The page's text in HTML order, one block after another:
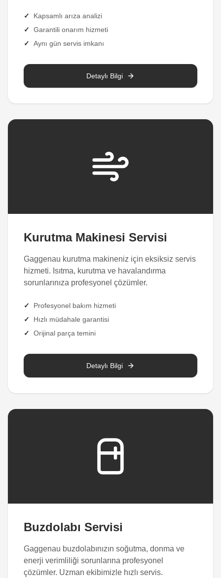
✓
Kapsamlı arıza analizi
✓
Garantili onarım hizmeti
✓
Aynı gün servis imkanı
Detaylı Bilgi
Kurutma Makinesi Servisi
Gaggenau kurutma makineniz için eksiksiz servis
hizmeti. Isıtma, kurutma ve havalandırma
sorunlarınıza profesyonel çözümler.
✓
Profesyonel bakım hizmeti
✓
Hızlı müdahale garantisi
✓
Orijinal parça temini
Detaylı Bilgi
Buzdolabı Servisi
Gaggenau buzdolabınızın soğutma, donma ve
enerji verimliliği sorunlarına profesyonel
çözümler. Uzman ekibimizle hızlı servis.